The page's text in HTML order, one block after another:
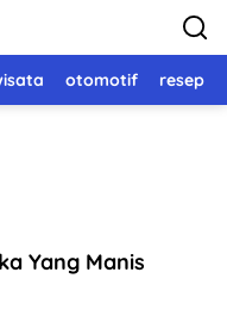
otomotif resep
Yang Manis